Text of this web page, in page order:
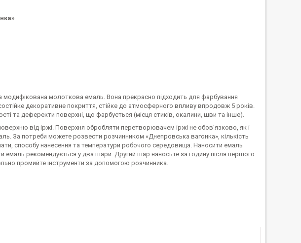
молоткова емаль. Вона прекрасно підходить для фарбування
декоративне покриття, стійке до атмосферного впливу впродовж 5 років.
та деферекти поверхні, що фарбується (місця стиків, окалини, шви та інше).
від іржі. Поверхня обробляти перетворювачем іржі не обов'язково, як і
За потреби можете розвести розчинником «Днепровська вагонка», кількість
способу нанесення та температури робочого середовища. Наносити емаль
рекомендується у два шари. Другий шар наносьте за годину після першого
промийте інструменти за допомогою розчинника.